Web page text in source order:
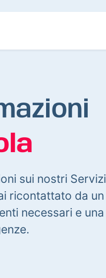
sui nostri Servizi
ricontattato da un
necessari e una